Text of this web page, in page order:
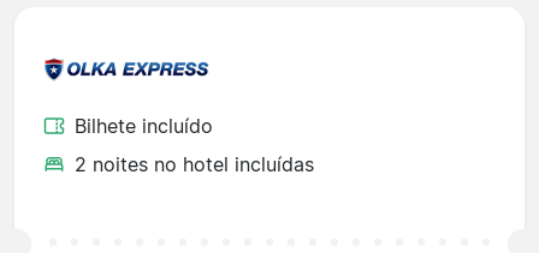
Bilhete incluído
2 noites no hotel incluídas